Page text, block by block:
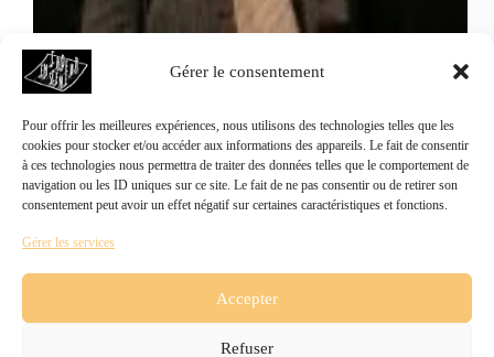
Gérer le consentement
Pour offrir les meilleures expériences, nous utilisons des technologies telles que les
cookies pour stocker et/ou accéder aux informations des appareils. Le fait de consentir
à ces technologies nous permettra de traiter des données telles que le comportement de
navigation ou les ID uniques sur ce site. Le fait de ne pas consentir ou de retirer son
consentement peut avoir un effet négatif sur certaines caractéristiques et fonctions.
Gérer les services
Accepter
Refuser
Ô Freunde
Un spectacle musical tissé de témoignages. Un récit
personnel et collectif de l'Europe aujourd'hui
SUIVANT